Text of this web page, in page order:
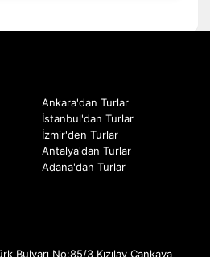
Ankara'dan Turlar
İstanbul'dan Turlar
İzmir'den Turlar
Antalya'dan Turlar
Adana'dan Turlar
Bulvarı No:85/3 Kızılay Çankaya